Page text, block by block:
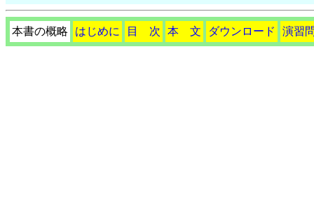
本書の概略 はじめに 目 次 本 文 ダウンロード 演習